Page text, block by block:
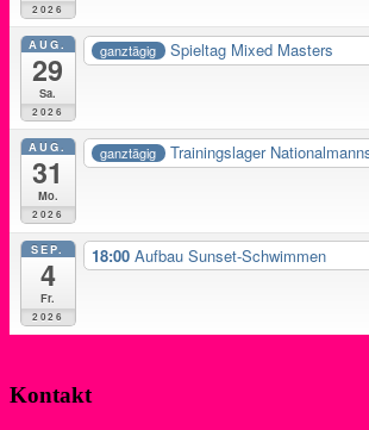
2026
AUG.
29
Sa.
2026
ganztägig Spieltag Mixed Masters
AUG.
31
Mo.
2026
ganztägig Trainingslager
SEP.
4
Fr.
2026
18:00 Aufbau Sunset-Schwimmen
Kontakt